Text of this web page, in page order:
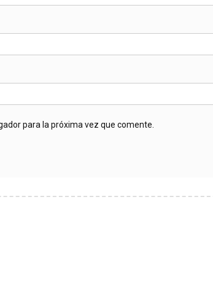
para la próxima vez que comente.